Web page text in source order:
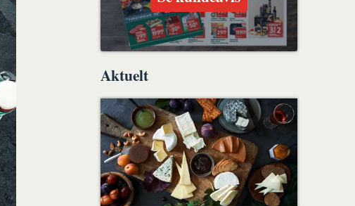
Aktuelt